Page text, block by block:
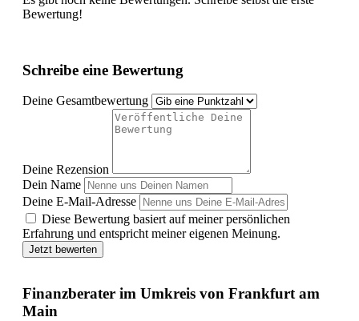
Bewertung!
Schreibe eine Bewertung
Deine Gesamtbewertung
Deine Rezension
Dein Name
Deine E-Mail-Adresse
Diese Bewertung basiert auf meiner persönlichen
Erfahrung und entspricht meiner eigenen Meinung.
Jetzt bewerten
Finanzberater im Umkreis von Frankfurt am
Main